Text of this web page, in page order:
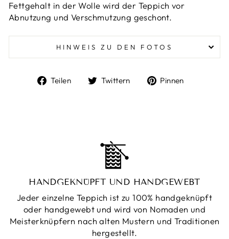
Fettgehalt in der Wolle wird der Teppich vor
Abnutzung und Verschmutzung geschont.
HINWEIS ZU DEN FOTOS
Teilen
Auf
Twittern
Auf
Pinnen
HANDGEKNÜPFT UND HANDGEWEBT
Jeder einzelne Teppich ist zu 100% handgeknüpft
oder handgewebt und wird von Nomaden und
Meisterknüpfern nach alten Mustern und Traditionen
hergestellt.